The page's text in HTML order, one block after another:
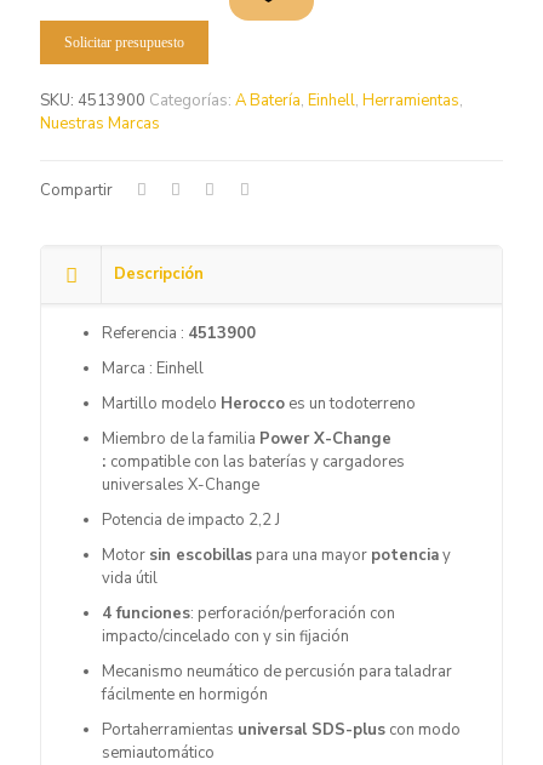
Solicitar presupuesto
SKU: 4513900 Categorías: A Batería, Einhell, Herramientas,
Nuestras Marcas
Compartir
Descripción
Referencia : 4513900
Marca : Einhell
Martillo modelo Herocco es un todoterreno
Miembro de la familia Power X-Change
: compatible con las baterías y cargadores
universales X-Change
Potencia de impacto 2,2 J
Motor sin escobillas para una mayor potenciay
vida útil
4 funciones: perforación/perforación con
impacto/cincelado con y sin fijación
Mecanismo neumático de percusión para taladrar
fácilmente en hormigón
Portaherramientas universal SDS-plus con modo
semiautomático